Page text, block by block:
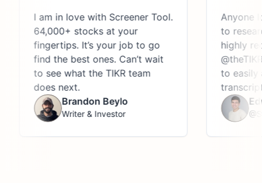
I am in love with Screener Tool.
64,000+ stocks at your
fingertips. It’s your job to go
find the best ones. Can’t wait
to see what the TIKR team
does next.
Brandon Beylo
Writer & Investor
Anyone
to research
highly
@theTIKR,
to easily
transcripts,
Edwin